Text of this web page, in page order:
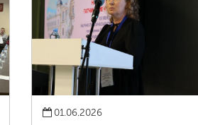
01.06.2026